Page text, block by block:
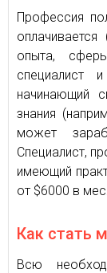
Профессия
опыта,
специалист
начинающий
знания
может
Специалист,
имеющий
от $6000 в
Как стать
Всю